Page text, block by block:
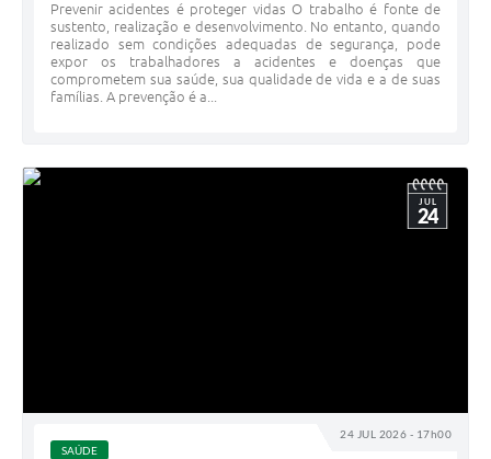
Prevenir acidentes é proteger vidas O trabalho é fonte de
sustento, realização e desenvolvimento. No entanto, quando
realizado sem condições adequadas de segurança, pode
expor os trabalhadores a acidentes e doenças que
comprometem sua saúde, sua qualidade de vida e a de suas
famílias. A prevenção é a...
24 JUL 2026 - 17h00
JUL
24
SAÚDE